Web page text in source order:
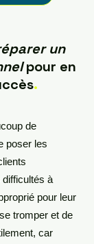
un
pour en
.
de
poser les
à
pour leur
tromper et de
car